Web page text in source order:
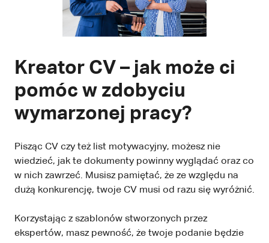
Kreator CV – jak może ci
pomóc w zdobyciu
wymarzonej pracy?
Pisząc CV czy też list motywacyjny, możesz nie
wiedzieć, jak te dokumenty powinny wyglądać oraz co
w nich zawrzeć. Musisz pamiętać, że ze względu na
dużą konkurencję, twoje CV musi od razu się wyróżnić.
Korzystając z szablonów stworzonych przez
ekspertów, masz pewność, że twoje podanie będzie